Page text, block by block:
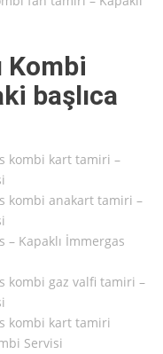
Kombi
başlıca
kombi kart tamiri –
kombi anakart tamiri –
Kapaklı İmmergas
kombi gaz valfi tamiri –
kombi kart tamiri
Servisi